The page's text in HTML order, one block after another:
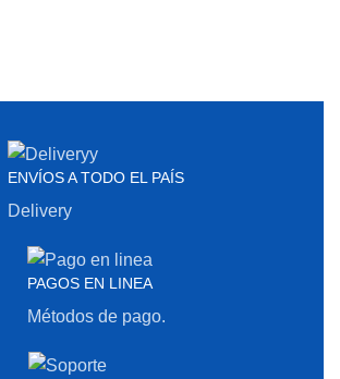
ENVÍOS A TODO EL PAÍS
Delivery
PAGOS EN LINEA
Métodos de pago.